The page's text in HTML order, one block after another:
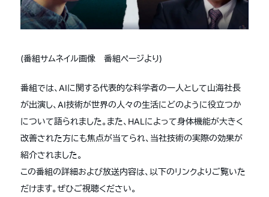
(番組サムネイル画像 番組ページより)
番組では、AIに関する代表的な科学者の一人として山海社長
が出演し、AI技術が世界の人々の生活にどのように役立つか
について語られました。また、HALによって身体機能が大きく
改善された方にも焦点が当てられ、当社技術の実際の効果が
紹介されました。
この番組の詳細および放送内容は、以下のリンクよりご覧いた
だけます。ぜひご視聴ください。